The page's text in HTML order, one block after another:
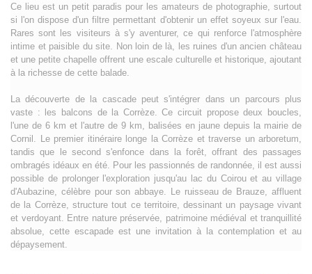
Ce lieu est un petit paradis pour les amateurs de photographie, surtout
si l'on dispose d'un filtre permettant d'obtenir un effet soyeux sur l'eau.
Rares sont les visiteurs à s'y aventurer, ce qui renforce l'atmosphère
intime et paisible du site. Non loin de là, les ruines d'un ancien château
et une petite chapelle offrent une escale culturelle et historique, ajoutant
à la richesse de cette balade.
La découverte de la cascade peut s'intégrer dans un parcours plus
vaste : les balcons de la Corrèze. Ce circuit propose deux boucles,
l'une de 6 km et l'autre de 9 km, balisées en jaune depuis la mairie de
Cornil. Le premier itinéraire longe la Corrèze et traverse un arboretum,
tandis que le second s'enfonce dans la forêt, offrant des passages
ombragés idéaux en été. Pour les passionnés de randonnée, il est aussi
possible de prolonger l'exploration jusqu'au lac du Coirou et au village
d'Aubazine, célèbre pour son abbaye. Le ruisseau de Brauze, affluent
de la Corrèze, structure tout ce territoire, dessinant un paysage vivant
et verdoyant. Entre nature préservée, patrimoine médiéval et tranquillité
absolue, cette escapade est une invitation à la contemplation et au
dépaysement.